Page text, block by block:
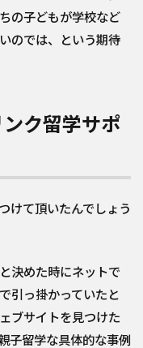
の子どもが学校など
のでは、という期待
ク留学サポ
けて頂いたんでしょう
決めた時にネットで
引っ掛かっていたと
ブサイトを見つけた
子留学な具体的な事例